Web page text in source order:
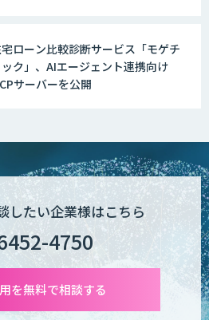
ローン比較診断サービス「モゲチ
ック」、AIエージェント連携向け
サーバーを公開
したい企業様はこちら
4750
を無料で相談する